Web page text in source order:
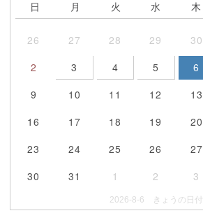
日 月 火 水 木
26 27 28 29 30
2
3 4 5 6
9
10 11 12 13
16
17 18 19 20
23
24 25 26 27
30
31 1 2 3
2026-8-6 きょうの日付